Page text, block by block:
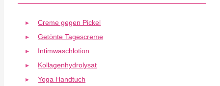
Creme gegen Pickel
Getönte Tagescreme
Intimwaschlotion
Kollagenhydrolysat
Yoga Handtuch